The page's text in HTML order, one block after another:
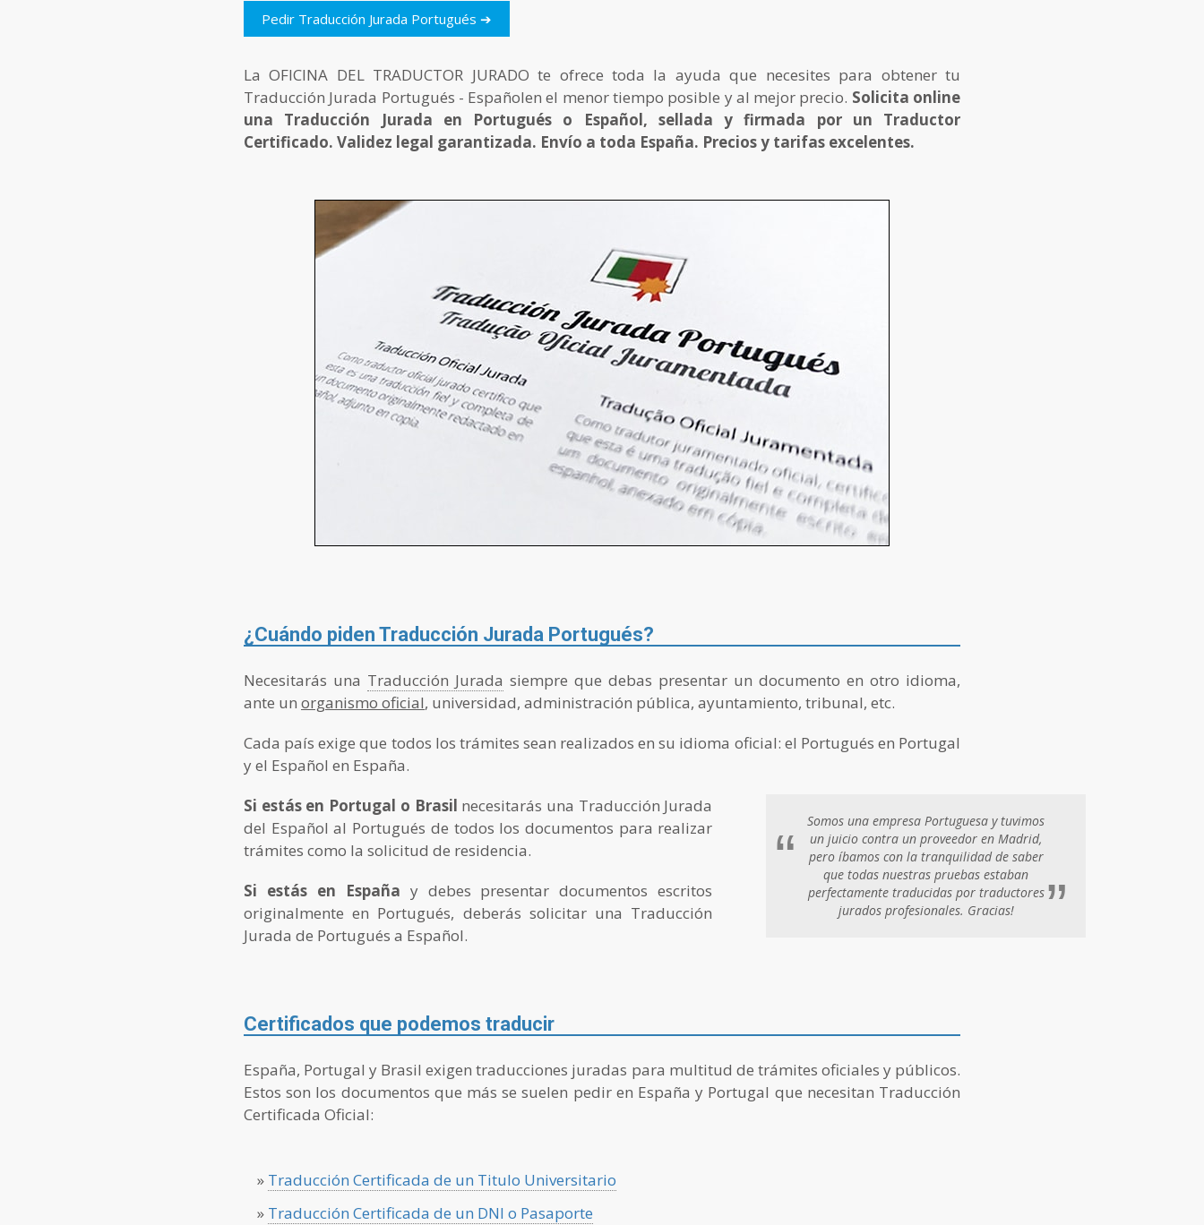
Pedir Traducción Jurada Portugués ➔
La OFICINA DEL TRADUCTOR JURADO te ofrece toda la ayuda que necesites para obtener tu
Traducción Jurada Portugués - Españolen el menor tiempo posible y al mejor precio. Solicita online
una Traducción Jurada en Portugués o Español, sellada y firmada por un Traductor
Certificado. Validez legal garantizada. Envío a toda España. Precios y tarifas excelentes.
¿Cuándo piden Traducción Jurada Portugués?
Necesitarás una Traducción Jurada siempre que debas presentar un documento en otro idioma,
ante un organismo oficial, universidad, administración pública, ayuntamiento, tribunal, etc.
Cada país exige que todos los trámites sean realizados en su idioma oficial: el Portugués en Portugal
y el Español en España.
Si estás en Portugal o Brasil necesitarás una Traducción Jurada
del Español al Portugués de todos los documentos para realizar
trámites como la solicitud de residencia.
Si estás en España y debes presentar documentos escritos
originalmente en Portugués, deberás solicitar una Traducción
Jurada de Portugués a Español.
“
Somos una empresa Portuguesa y tuvimos
un juicio contra un proveedor en Madrid,
pero íbamos con la tranquilidad de saber
que todas nuestras pruebas estaban
perfectamente traducidas por traductores
jurados profesionales. Gracias!
”
Certificados que podemos traducir
España, Portugal y Brasil exigen traducciones juradas para multitud de trámites oficiales y públicos.
Estos son los documentos que más se suelen pedir en España y Portugal que necesitan Traducción
Certificada Oficial:
» Traducción Certificada de un Titulo Universitario
» Traducción Certificada de un DNI o Pasaporte